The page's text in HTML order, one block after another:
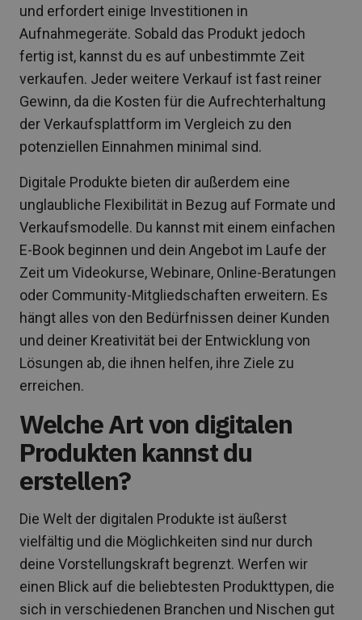
und erfordert einige Investitionen in
Aufnahmegeräte. Sobald das Produkt jedoch
fertig ist, kannst du es auf unbestimmte Zeit
verkaufen. Jeder weitere Verkauf ist fast reiner
Gewinn, da die Kosten für die Aufrechterhaltung
der Verkaufsplattform im Vergleich zu den
potenziellen Einnahmen minimal sind.
Digitale Produkte bieten dir außerdem eine
unglaubliche Flexibilität in Bezug auf Formate und
Verkaufsmodelle. Du kannst mit einem einfachen
E-Book beginnen und dein Angebot im Laufe der
Zeit um Videokurse, Webinare, Online-Beratungen
oder Community-Mitgliedschaften erweitern. Es
hängt alles von den Bedürfnissen deiner Kunden
und deiner Kreativität bei der Entwicklung von
Lösungen ab, die ihnen helfen, ihre Ziele zu
erreichen.
Welche Art von digitalen
Produkten kannst du
erstellen?
Die Welt der digitalen Produkte ist äußerst
vielfältig und die Möglichkeiten sind nur durch
deine Vorstellungskraft begrenzt. Werfen wir
einen Blick auf die beliebtesten Produkttypen, die
sich in verschiedenen Branchen und Nischen gut